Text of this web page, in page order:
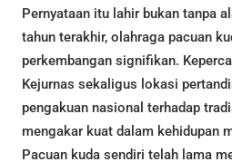
Pernyataan itu lahir bukan tanpa
tahun terakhir, olahraga pacuan
perkembangan signifikan.
Kejurnas sekaligus lokasi
pengakuan nasional terhadap
mengakar kuat dalam kehidupan
Pacuan kuda sendiri telah lama